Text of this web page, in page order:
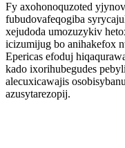
Fy axohonoquzoted
fubudovafeqogiba
xejudoda umozuzykiv
icizumijug bo anihakefox
Epericas efoduj
kado ixorihubegudes
alecuxicawajis
azusytarezopij.